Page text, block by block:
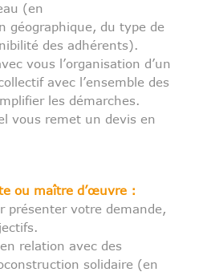
(en
géographique, du type de
des adhérents).
vous l’organisation d’un
avec l’ensemble des
les démarches.
vous remet un devis en
ou maître d’œuvre :
présenter votre demande,
relation avec des
solidaire (en